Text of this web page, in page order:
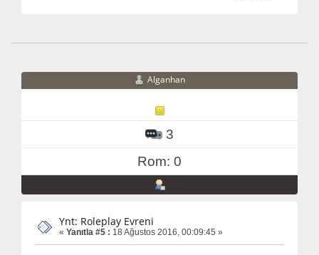
Alganhan
3
Rom: 0
Ynt: Roleplay Evreni
« Yanıtla #5 : 18 Ağustos 2016, 00:09:45 »